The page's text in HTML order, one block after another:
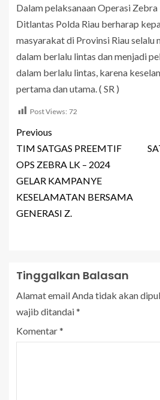
Dalam pelaksanaan Operasi Zebra
Ditlantas Polda Riau berharap
masyarakat di Provinsi Riau
dalam berlalu lintas dan menjadi
dalam berlalu lintas, karena
pertama dan utama. ( SR )
Post Views: 72
Previous
TIM SATGAS PREEMTIF
OPS ZEBRA LK – 2024
GELAR KAMPANYE
KESELAMATAN BERSAMA
GENERASI Z.
Tinggalkan Balasan
Alamat email Anda tidak akan
wajib ditandai*
Komentar*